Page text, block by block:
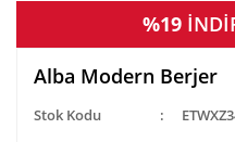
%19
Alba Modern Berjer
Stok Kodu